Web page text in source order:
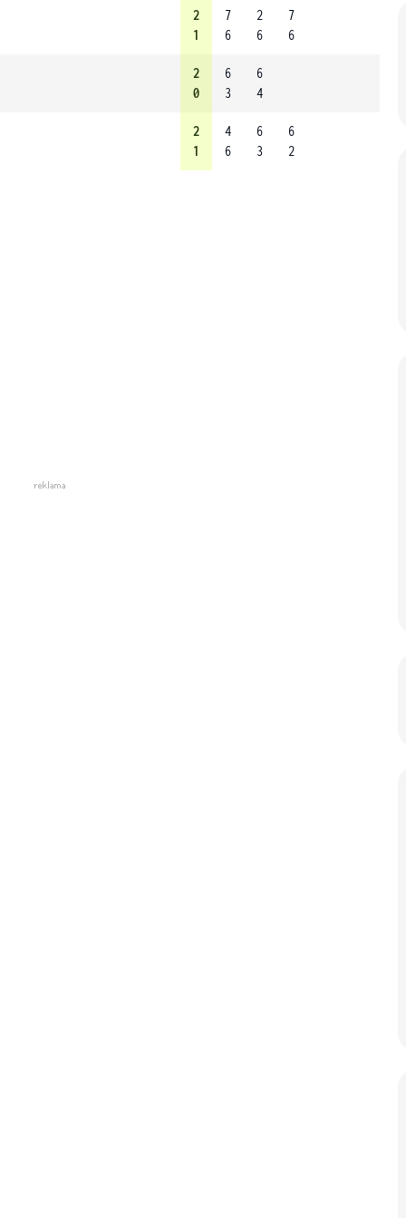
2
1
7
6
2
6
7
6
2
0
6
3
6
4
2
1
4
6
6
3
6
2